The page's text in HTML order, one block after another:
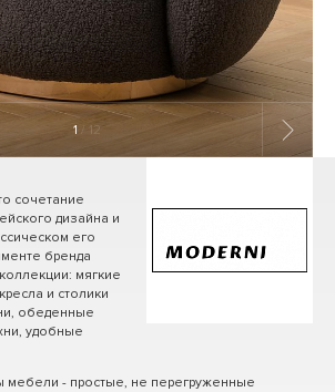
1 / 12
сочетание
дизайна и
его
бренда
мягкие
и столики
обеденные
удобные
мебели - простые, не перегруженные